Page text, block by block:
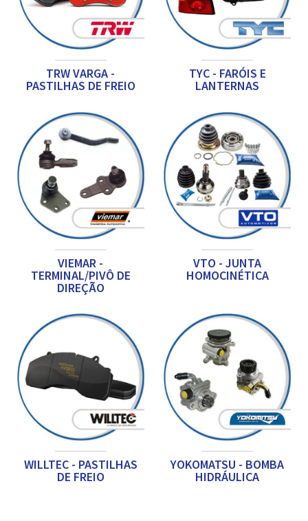
TRW VARGA -
PASTILHAS DE FREIO
TYC - FARÓIS E
LANTERNAS
VIEMAR -
TERMINAL/PIVÔ DE
DIREÇÃO
VTO - JUNTA
HOMOCINÉTICA
WILLTEC - PASTILHAS
DE FREIO
YOKOMATSU - BOMBA
HIDRÁULICA